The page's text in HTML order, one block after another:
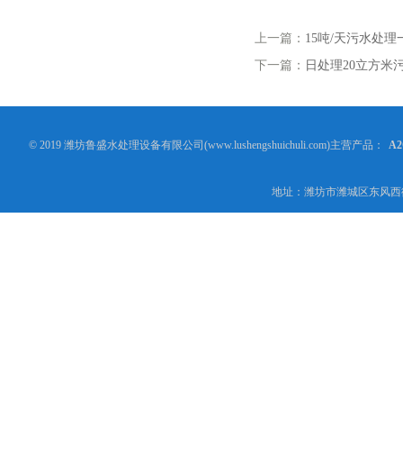
上一篇： 15吨/天污水处理
下一篇： 日处理20立方米
© 2019 潍坊鲁盛水处理设备有限公司(www.lushengshuichuli.com)主营产品：
地址：潍坊市潍城区东风